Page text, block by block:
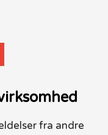
fra andre